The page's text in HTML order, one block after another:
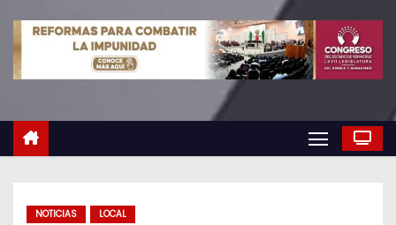
NOTICIAS LOCAL